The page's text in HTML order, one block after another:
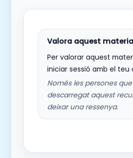
Per valorar aquest
iniciar sessió amb el teu
Només les persones
descarregat aquest
deixar una ressenya.